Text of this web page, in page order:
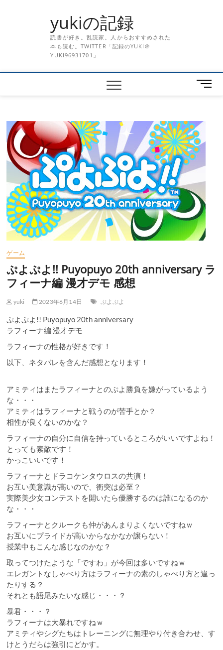
yukiの記録
読書が好き。乱読家。人からおすすめされた
本も読む。TWITTER「記録のYUKI＠
YUKI96931701」
メ
ニ
ボ
タ
ン
ゲーム
ぷよぷよ!! Puyopuyo 20th anniversary ラ
フィーナ編 漫才デモ 感想
yuki 2023年6月14日 ぷよぷよ
ぷよぷよ!! Puyopuyo 20th anniversary
ラフィーナ編 漫才デモ
ラフィーナの性格が好きです！
以下、ネタバレを含んだ感想となります！
アミティはまたラフィーナとのぷよ勝負を嫌がっているよう
な・・・
アミティはラフィーナと戦うのが苦手とか？
相性が良くないのかな？
ラフィーナの自分に自信を持っているところがいいですよね！
とっても素敵です！
かっこいいです！
ラフィーナとドラコケンタウロスの共演！
お互い美意識が高いので、衝突は必至？
実際美少女コンテストを開いたら優勝するのは誰になるのか
な・・・
ラフィーナとクルークも仲があんまりよくないですねｗ
お互いにプライドが高いからなかなか譲らない！
授業中もこんな感じなのかな？
取ってつけたような「ですわ」が今回は多いですねｗ
エレガントなしゃべり方はラフィーナの素のしゃべり方と違っ
たりする？
それとも語尾みたいな感じ・・・？
暴君・・・？
ラフィーナは大暴れですねｗ
アミティやシグたちはトレーニングに無理やり付き合わせ、す
けとうだらは強引にどかす。